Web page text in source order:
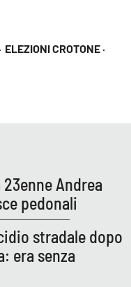
ELEZIONI CROTONE ·
Andrea
pedonali
stradale dopo
era senza